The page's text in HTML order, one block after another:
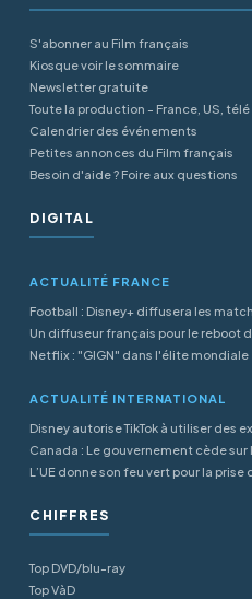
S'abonner au Film français
Kiosque voir le sommaire
Newsletter gratuite
Toute la production - France, US, télé
Calendrier des événements
Petites annonces du Film français
Besoin d'aide ? Foire aux questions
DIGITAL
ACTUALITÉ FRANCE
Football : Disney+ diffusera les
Un diffuseur français pour le reboot
Netflix : "GIGN" dans l'élite mondiale
ACTUALITÉ INTERNATIONAL
Disney autorise TikTok à utiliser des
Canada : Le gouvernement cède
L’UE donne son feu vert pour la prise
CHIFFRES
Top DVD/blu-ray
Top VàD